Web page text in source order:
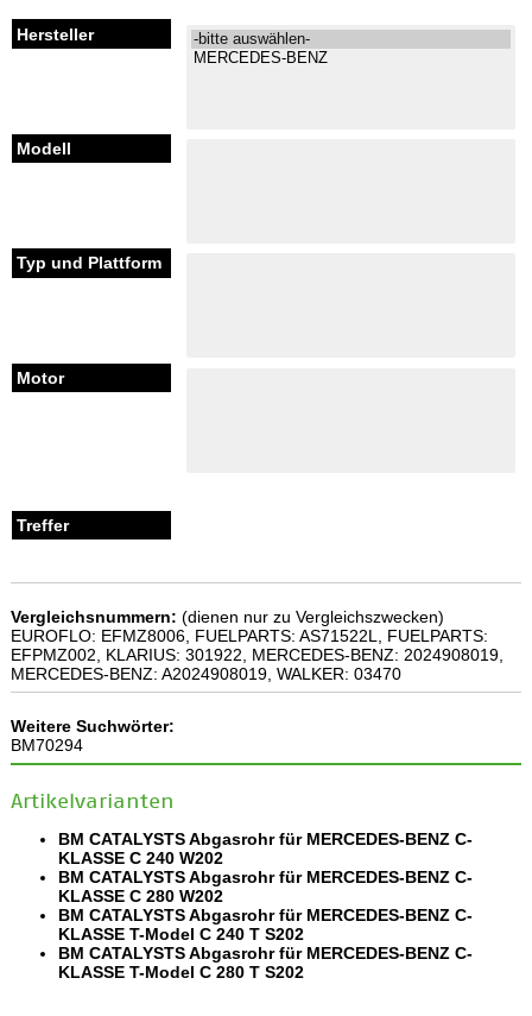
Vergleichsnummern: (dienen nur zu Vergleichszwecken)
EUROFLO: EFMZ8006, FUELPARTS: AS71522L, FUELPARTS:
EFPMZ002, KLARIUS: 301922, MERCEDES-BENZ: 2024908019,
MERCEDES-BENZ: A2024908019, WALKER: 03470
Weitere Suchwörter:
BM70294
Artikelvarianten
BM CATALYSTS Abgasrohr für MERCEDES-BENZ C-
KLASSE C 240 W202
BM CATALYSTS Abgasrohr für MERCEDES-BENZ C-
KLASSE C 280 W202
BM CATALYSTS Abgasrohr für MERCEDES-BENZ C-
KLASSE T-Model C 240 T S202
BM CATALYSTS Abgasrohr für MERCEDES-BENZ C-
KLASSE T-Model C 280 T S202